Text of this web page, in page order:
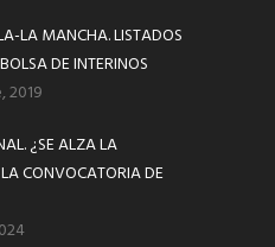
LA MANCHA. LISTADOS
DE INTERINOS
2019
¿SE ALZA LA
CONVOCATORIA DE